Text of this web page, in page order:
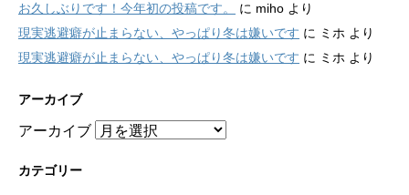
お久しぶりです！今年初の投稿です。
に miho より
現実逃避癖が止まらない、やっぱり冬は嫌いです に ミホ より
現実逃避癖が止まらない、やっぱり冬は嫌いです に ミホ より
アーカイブ
アーカイブ
カテゴリー